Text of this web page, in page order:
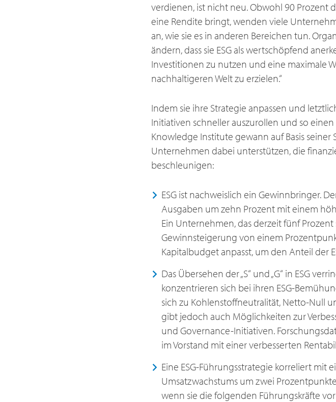
verdienen, ist nicht neu. Obwohl 90 Prozent
eine Rendite bringt, wenden viele
an, wie sie es in anderen Bereichen tun.
ändern, dass sie ESG als wertschöpfend
Investitionen zu nutzen und eine maximale
nachhaltigeren Welt zu erzielen.“
Indem sie ihre Strategie anpassen und
Initiativen schneller auszurollen und so
Knowledge Institute gewann auf Basis seiner
Unternehmen dabei unterstützen, die
beschleunigen:
ESG ist nachweislich ein Gewinnbringer.
Ausgaben um zehn Prozent mit einem
Ein Unternehmen, das derzeit fünf
Gewinnsteigerung von einem
Kapitalbudget anpasst, um den Anteil der
Das Übersehen der „S“ und „G“ in ESG
konzentrieren sich bei ihren ESG-
sich zu Kohlenstoffneutralität, Netto-Null
gibt jedoch auch Möglichkeiten zur
und Governance-Initiativen.
im Vorstand mit einer verbesserten
Eine ESG-Führungsstrategie korreliert mit
Umsatzwachstums um zwei
wenn sie die folgenden Führungskräfte